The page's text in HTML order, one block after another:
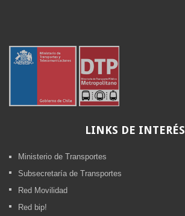
LINKS DE INTERÉS
Ministerio de Transportes
Subsecretaría de Transportes
Red Movilidad
Red bip!